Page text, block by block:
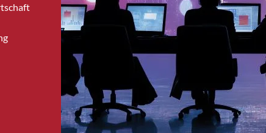
Brütten
Bubendorf
Buchs (SG)
Bäretswil
Bülach
Cazis